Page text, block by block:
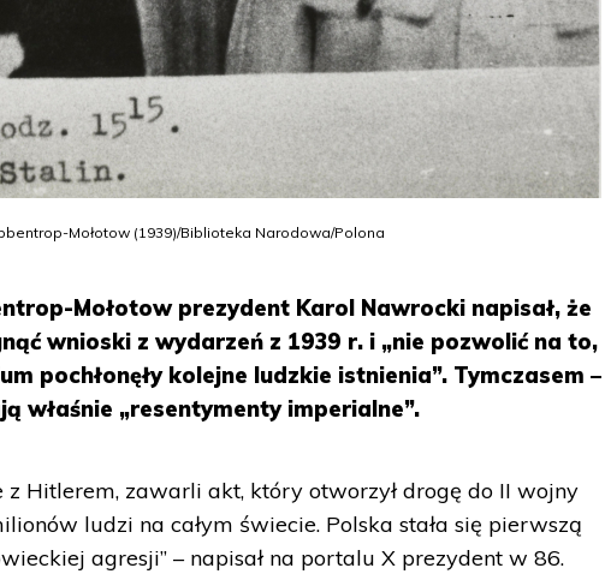
Mołotow (1939)/Biblioteka Narodowa/Polona
Mołotow prezydent Karol Nawrocki napisał, że
wnioski z wydarzeń z 1939 r. i „nie pozwolić na to,
pochłonęły kolejne ludzkie istnienia”. Tymczasem –
właśnie „resentymenty imperialne”.
z Hitlerem, zawarli akt, który otworzył drogę do II wojny
ludzi na całym świecie. Polska stała się pierwszą
agresji” – napisał na portalu X prezydent w 86.